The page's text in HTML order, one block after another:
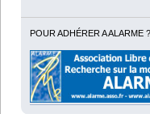
POUR ADHÉRER A ALARME